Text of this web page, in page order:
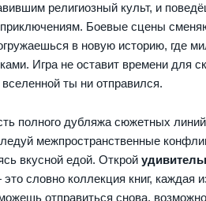
религиозный культ, и
Боевые сцены
в новую историю, где
Игра не оставит времени для
ты ни отправился.
полного дубляжа сюжетных
межпространственные
вкусной едой. Открой
словно коллекция книг, каждая
отправиться снова,